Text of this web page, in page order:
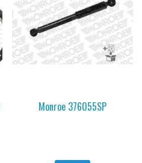
Monroe 376055SP